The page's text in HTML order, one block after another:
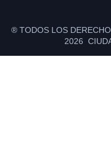
® TODOS LOS
2026